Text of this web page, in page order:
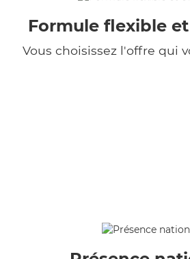
Formule flexible
Vous choisissez l'offre qui